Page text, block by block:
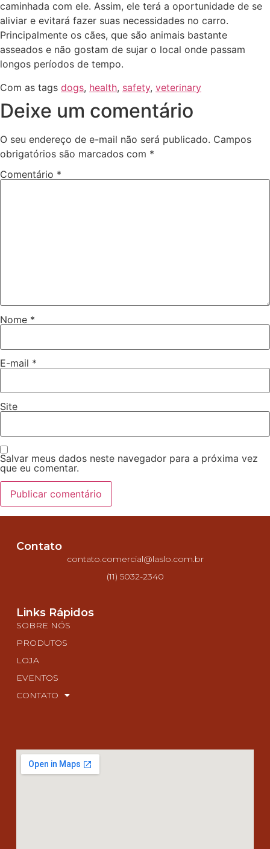
caminhada com ele. Assim, ele terá a oportunidade de se
aliviar e evitará fazer suas necessidades no carro.
Principalmente os cães, que são animais bastante
asseados e não gostam de sujar o local onde passam
longos períodos de tempo.
Com as tags dogs, health, safety, veterinary
Deixe um comentário
O seu endereço de e-mail não será publicado. Campos
obrigatórios são marcados com *
Comentário *
Nome *
E-mail *
Site
Salvar meus dados neste navegador para a próxima vez
que eu comentar.
Contato
contato.comercial@laslo.com.br
(11) 5032-2340
Links Rápidos
SOBRE NÓS
PRODUTOS
LOJA
EVENTOS
CONTATO